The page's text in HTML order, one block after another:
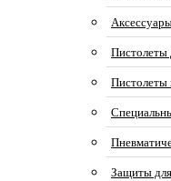
Пистолеты
Пистолеты
Защиты